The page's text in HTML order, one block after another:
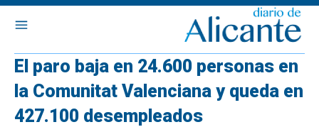
El paro baja en 24.600 personas en
la Comunitat Valenciana y queda en
427.100 desempleados